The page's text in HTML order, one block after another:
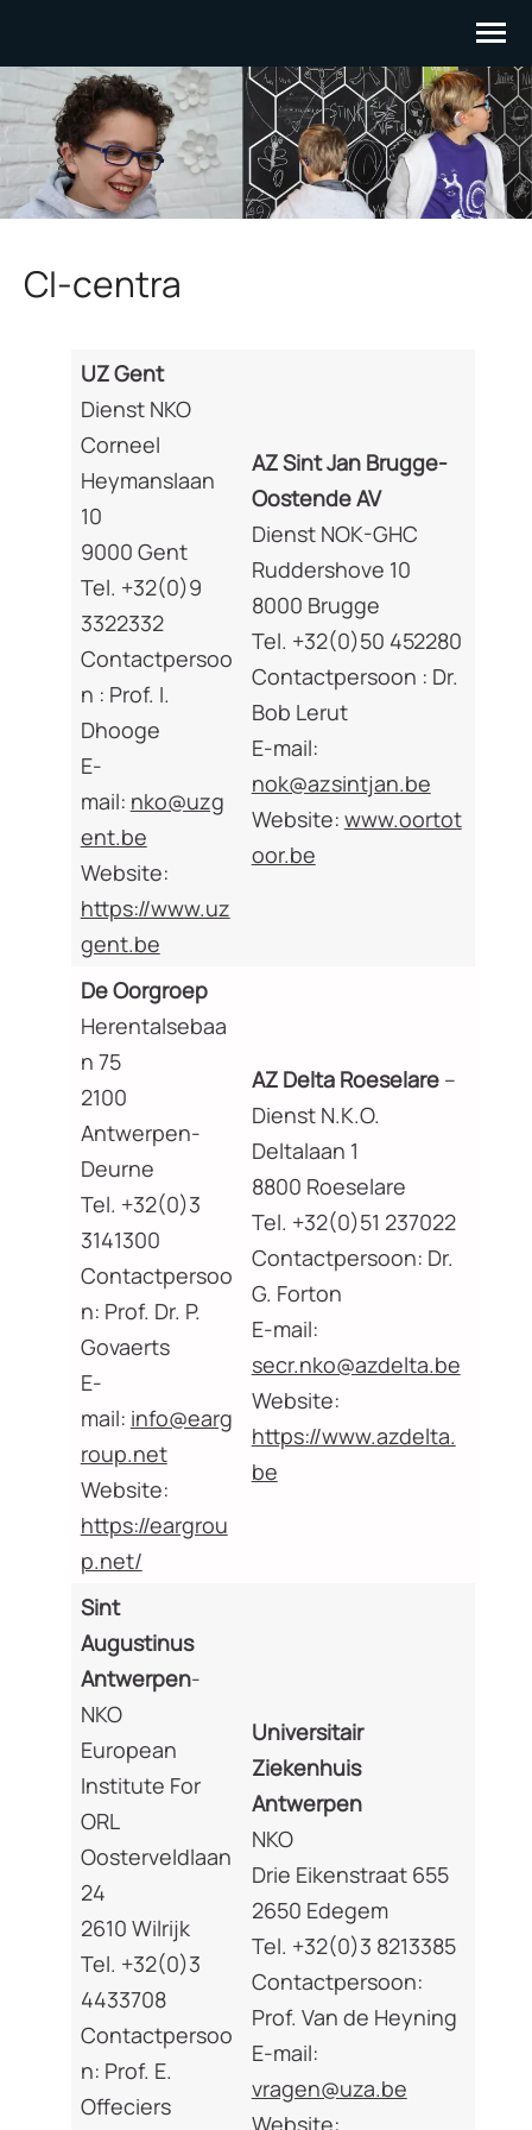
Skip
to
content
(Press
Enter)
CI-centra
UZ Gent
Dienst NKO
Corneel
Heymanslaan
10
9000 Gent
Tel. +32(0)9
3322332
Contactpersoo
n : Prof. I.
Dhooge
E-
mail: nko@uzg
ent.be
Website:
https://www.uz
gent.be
AZ Sint Jan Brugge-
Oostende AV
Dienst NOK-GHC
Ruddershove 10
8000 Brugge
Tel. +32(0)50 452280
Contactpersoon : Dr.
Bob Lerut
E-mail:
nok@azsintjan.be
Website: www.oortot
oor.be
De Oorgroep
Herentalsebaa
n 75
2100
Antwerpen-
Deurne
Tel. +32(0)3
3141300
Contactpersoo
n: Prof. Dr. P.
Govaerts
E-
mail: info@earg
roup.net
Website:
https://eargrou
p.net/
AZ Delta Roeselare–
Dienst N.K.O.
Deltalaan 1
8800 Roeselare
Tel. +32(0)51 237022
Contactpersoon: Dr.
G. Forton
E-mail:
secr.nko@azdelta.be
Website:
https://www.azdelta.
be
Sint
Augustinus
Antwerpen-
NKO
European
Institute For
ORL
Oosterveldlaan
24
2610 Wilrijk
Tel. +32(0)3
4433708
Contactpersoo
n: Prof. E.
Offeciers
Universitair
Ziekenhuis
Antwerpen
NKO
Drie Eikenstraat 655
2650 Edegem
Tel. +32(0)3 8213385
Contactpersoon:
Prof. Van de Heyning
E-mail:
vragen@uza.be
Website: